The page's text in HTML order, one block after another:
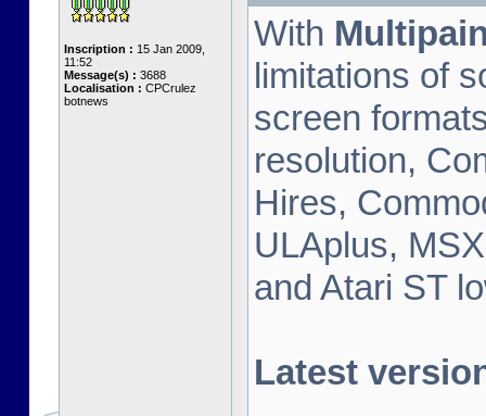
Inscription : 15 Jan 2009,
11:52
Message(s) : 3688
Localisation : CPCrulez
botnews
With
limitations of
screen
resolution,
Hires,
ULAplus,
and Atari ST
Latest